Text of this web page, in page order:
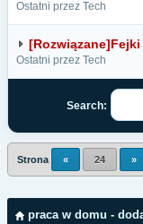
Ostatni przez Tech
[Rozwiązane]Fejki
Ostatni przez Tech
Search:
Strona « 24 »
praca w domu -